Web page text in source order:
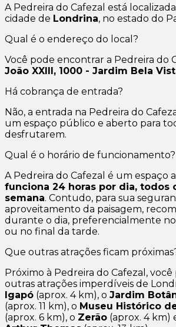
A Pedreira do Cafezal está
cidade de Londrina, no estado do
Qual é o endereço do local?
Você pode encontrar a Pedreira do
João XXIII, 1000 - Jardim Bela
Há cobrança de entrada?
Não, a entrada na Pedreira do
um espaço público e aberto para
desfrutarem.
Qual é o horário de funcionamento?
A Pedreira do Cafezal é um espaço
funciona 24 horas por dia, todos
semana. Contudo, para sua
aproveitamento da paisagem,
durante o dia, preferencialmente
ou no final da tarde.
Que outras atrações ficam
Próximo à Pedreira do Cafezal,
outras atrações imperdíveis de
Igapó (aprox. 4 km), o Jardim
(aprox. 11 km), o Museu Histórico
(aprox. 6 km), o Zerão (aprox. 4 km)